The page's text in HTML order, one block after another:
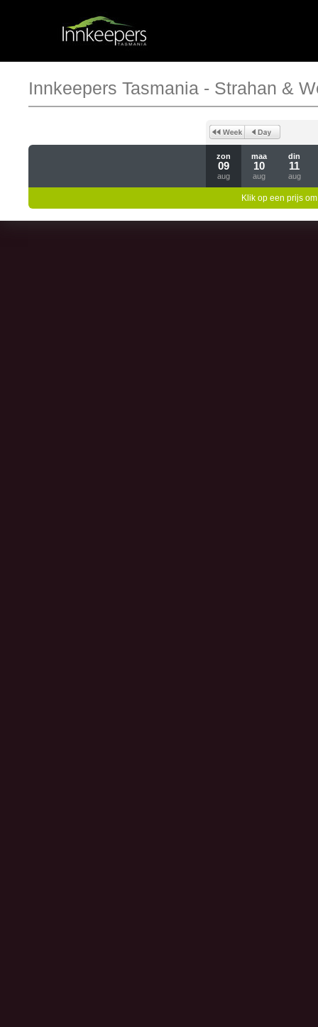
Innkeepers Tasmania - Strahan &
zon
09
aug
maa
10
aug
din
11
aug
Klik op een prijs